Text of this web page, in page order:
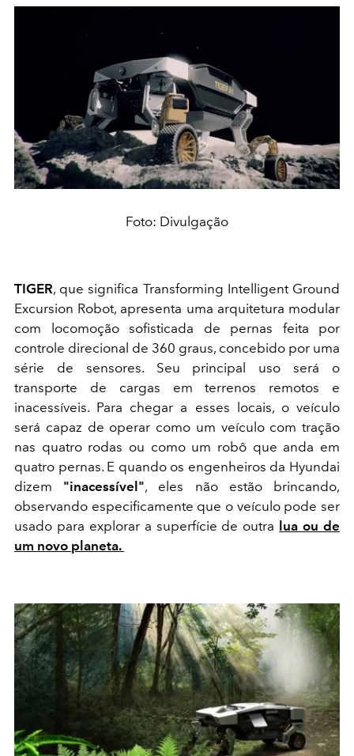
Foto: Divulgação
TIGER, que significa Transforming Intelligent Ground
Excursion Robot, apresenta uma arquitetura modular
com locomoção sofisticada de pernas feita por
controle direcional de 360 ​​graus, concebido por uma
série de sensores. Seu principal uso será o
transporte de cargas em terrenos remotos e
inacessíveis. Para chegar a esses locais, o veículo
será capaz de operar como um veículo com tração
nas quatro rodas ou como um robô que anda em
quatro pernas. E quando os engenheiros da Hyundai
dizem "inacessível", eles não estão brincando,
observando especificamente que o veículo pode ser
usado para explorar a superfície de outra lua ou de
um novo planeta. ​​​​​